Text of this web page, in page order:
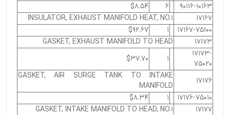
90116-10163
6
$8.54
17167
INSULATOR, EXHAUST MANIFOLD HEAT, NO.1
17167-75100
1
$92.67
17173
GASKET, EXHAUST MANIFOLD TO HEAD
17173-
75020
1
$37.70
17176
GASKET, AIR SURGE TANK TO INTAKE
MANIFOLD
17176-75010
1
$8.34
17177
GASKET, INTAKE MANIFOLD TO HEAD, NO.1